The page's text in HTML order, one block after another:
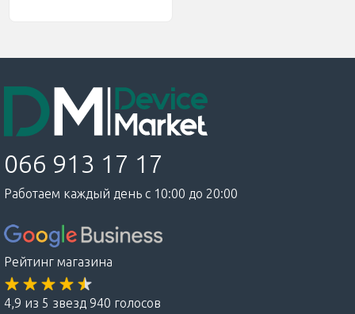
066 913 17 17
Работаем каждый день с 10:00 до 20:00
Рейтинг магазина
4,9 из 5 звезд 940 голосов